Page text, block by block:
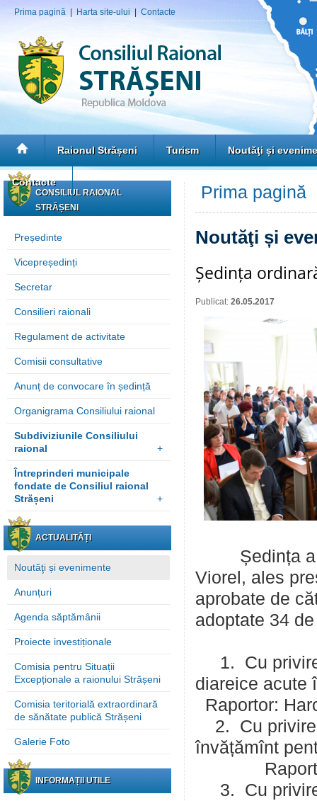
Prima pagină Harta site-ului Contacte
Raionul Strășeni Turism Noutăţi și
Contacte
CONSILIUL RAIONAL
STRĂȘENI
Președinte
Vicepreședinți
Secretar
Consilieri raionali
Regulament de activitate
Comisii consultative
Anunț de convocare în ședință
Organigrama Consiliului raional
Subdiviziunile Consiliului
raional
+
Întreprinderi municipale
fondate de Consiliul raional
Strășeni
+
ACTUALITĂȚI
Noutăţi și evenimente
Anunțuri
Agenda săptămânii
Proiecte investiționale
Comisia pentru Situații
Excepționale a raionului Strășeni
Comisia teritorială extraordinară
de sănătate publică Strășeni
Galerie Foto
INFORMAȚII UTILE
Prima pagină
Noutăţi și
Ședința
Publicat: 26.05.2017
Ședința a
Viorel, ales
aprobate de
adoptate 34
1. Cu privire
diareice acute
Raportor:
2. Cu privire
învățămînt
Raportor:
3. Cu privire